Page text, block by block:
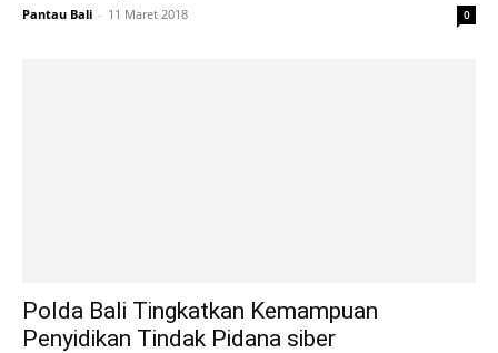
Pantau Bali - 11 Maret 2018 0
Polda Bali Tingkatkan Kemampuan
Penyidikan Tindak Pidana siber